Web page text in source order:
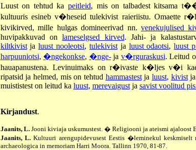
Luust on tehtud ka peitleid, mis on talbadest kitsama
kultuuris esineb v�heseid tulekivist raieriistu. Omaette
kivikirved, mille hulgas domineerivad nn. venekujulised
huvipakkuvad onlameselgsed kirved. Jahi- ja
kiltkivistjaluust nooleotsi, tulekivistja luust odaotsi,luust
harpuuniotsi, �ngekonkse, �nge-ja v�rguraskusi. Leitud
hauapanustena. Levinuimaks on r�ivaste k�ljes v�i
ripatsid ja helmed, mis on tehtud hammastestja luust, kivistja
muististest on leitud ka luust, merevaigustja savist voolitud
Kirjandust.
Jaanits, L.Jooni kiviaja uskumustest. � Religiooni ja ateismi ajaloost
Jaanits, L.Kultuuri arengupidevusest Eestis �leminekul
archaeologica in memoriam Harri Moora. Tallinn 1970, 81-87.